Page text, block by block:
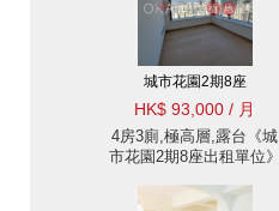
城市花園2期8座
HK$ 93,000 / 月
4房3廁,極高層,露台《城
市花園2期8座出租單位》